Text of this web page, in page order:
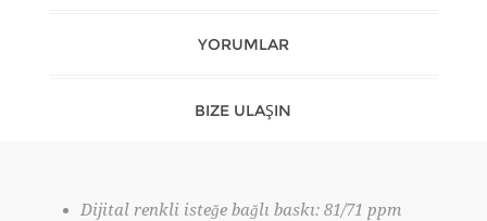
YORUMLAR
BIZE ULAŞIN
Dijital renkli isteğe bağlı baskı: 81/71 ppm